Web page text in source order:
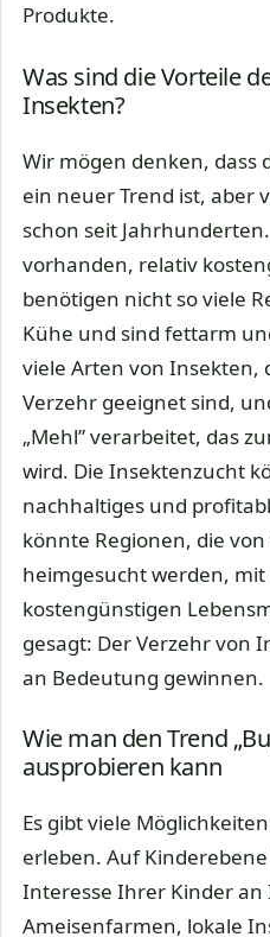
Produkte.
Was sind die Vorteile
Insekten?
Wir mögen denken, dass
ein neuer Trend ist, aber
schon seit
vorhanden, relativ
benötigen nicht so viele
Kühe und sind fettarm
viele Arten von Insekten,
Verzehr geeignet sind,
„Mehl” verarbeitet, das
wird. Die Insektenzucht
nachhaltiges und
könnte Regionen, die
heimgesucht werden,
kostengünstigen
gesagt: Der Verzehr von
an Bedeutung gewinnen.
Wie man den Trend
ausprobieren kann
Es gibt viele
erleben. Auf
Interesse Ihrer Kinder
Ameisenfarmen, lokale